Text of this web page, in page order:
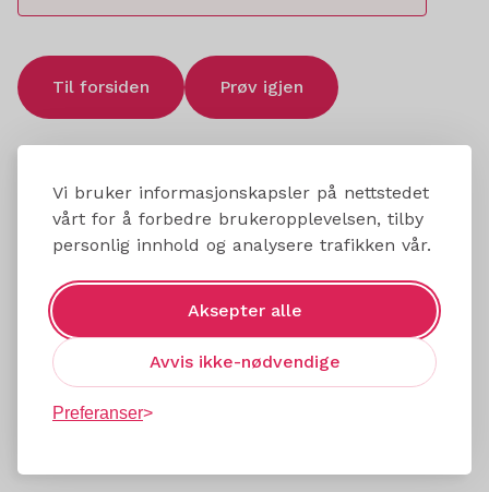
Vi bruker informasjonskapsler på nettstedet
vårt for å forbedre brukeropplevelsen, tilby
personlig innhold og analysere trafikken vår.
Aksepter alle
Avvis ikke-nødvendige
Preferanser
Til forsiden Prøv igjen